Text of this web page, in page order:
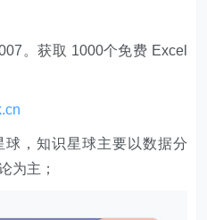
。获取 1000个免费 Excel
球，知识星球主要以数据分
为主；